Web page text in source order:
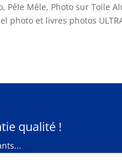
Pêle Mêle, Photo sur Toile
photo et livres photos ULTRA
qualité !